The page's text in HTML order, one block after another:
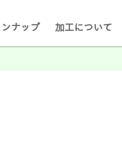
ナップ 加工について